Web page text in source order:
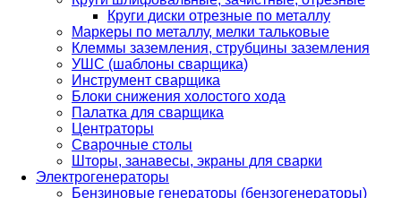
Круги диски отрезные по металлу
Маркеры по металлу, мелки тальковые
Клеммы заземления, струбцины заземления
УШС (шаблоны сварщика)
Инструмент сварщика
Блоки снижения холостого хода
Палатка для сварщика
Центраторы
Сварочные столы
Шторы, занавесы, экраны для сварки
Электрогенераторы
Бензиновые генераторы (бензогенераторы)